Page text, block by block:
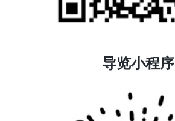
导览小程序